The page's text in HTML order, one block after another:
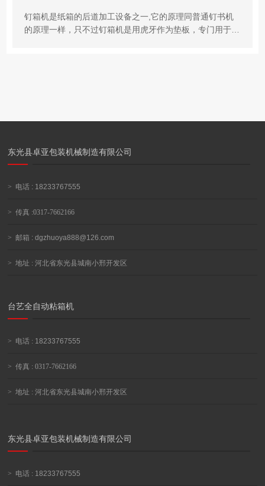
钉箱机是纸箱的后道加工设备之一,它的原理同普通钉书机
的原理一样，只不过钉箱机是用虎牙作为垫板，专门用于纸
东光县卓亚包装机械制造有限公司
> 电话 : 18233767555
> 传真 :0317-7662166
> 邮箱 :dgzhuoya888@126.com
> 地址 : 河北省东光县城南小邢开发区
台艺全自动粘箱机
> 电话 : 18233767555
> 传真 : 0317-7662166
> 地址 : 河北省东光县城南小邢开发区
东光县卓亚包装机械制造有限公司
> 电话 : 18233767555